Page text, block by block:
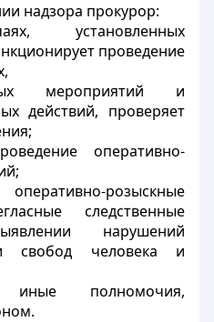
надзора прокурор:
установленных
проведение
мероприятий и
действий, проверяет
оперативно-
розыскные
следственные
нарушений
свобод человека и
полномочия,